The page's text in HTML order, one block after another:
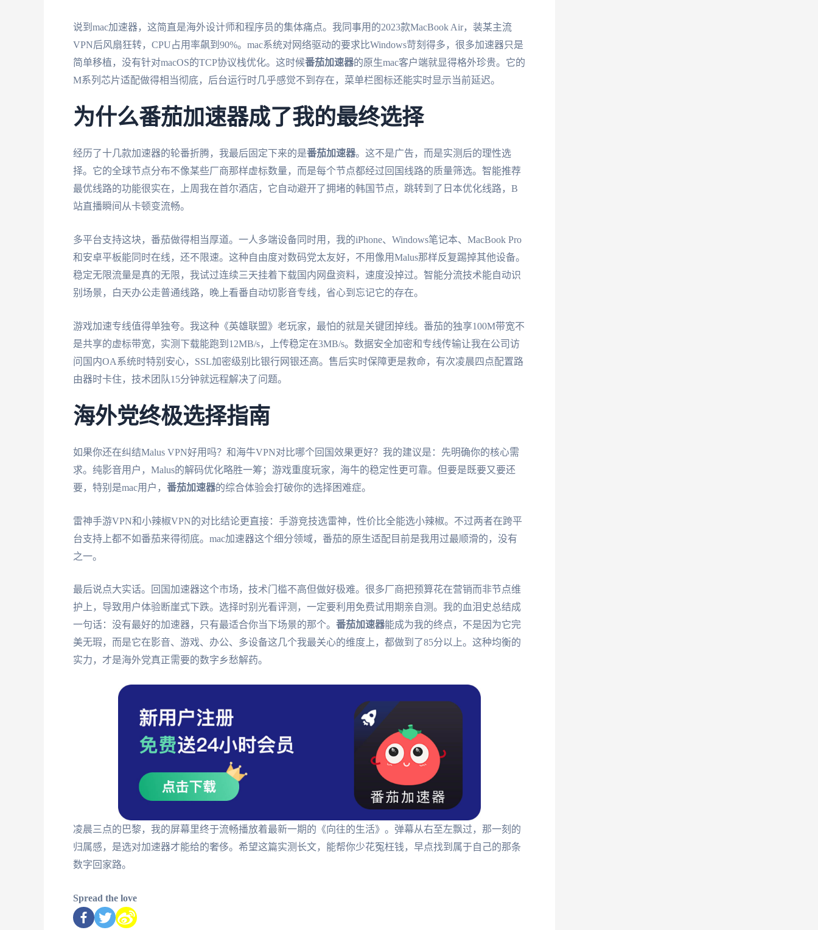
说到mac加速器，这简直是海外设计师和程序员的集体痛点。我同事用的2023款MacBook Air，装某主流
VPN后风扇狂转，CPU占用率飙到90%。mac系统对网络驱动的要求比Windows苛刻得多，很多加速器只是
简单移植，没有针对macOS的TCP协议栈优化。这时候番茄加速器的原生mac客户端就显得格外珍贵。它的
M系列芯片适配做得相当彻底，后台运行时几乎感觉不到存在，菜单栏图标还能实时显示当前延迟。
为什么番茄加速器成了我的最终选择
经历了十几款加速器的轮番折腾，我最后固定下来的是番茄加速器。这不是广告，而是实测后的理性选
择。它的全球节点分布不像某些厂商那样虚标数量，而是每个节点都经过回国线路的质量筛选。智能推荐
最优线路的功能很实在，上周我在首尔酒店，它自动避开了拥堵的韩国节点，跳转到了日本优化线路，B
站直播瞬间从卡顿变流畅。
多平台支持这块，番茄做得相当厚道。一人多端设备同时用，我的iPhone、Windows笔记本、MacBook Pro
和安卓平板能同时在线，还不限速。这种自由度对数码党太友好，不用像用Malus那样反复踢掉其他设备。
稳定无限流量是真的无限，我试过连续三天挂着下载国内网盘资料，速度没掉过。智能分流技术能自动识
别场景，白天办公走普通线路，晚上看番自动切影音专线，省心到忘记它的存在。
游戏加速专线值得单独夸。我这种《英雄联盟》老玩家，最怕的就是关键团掉线。番茄的独享100M带宽不
是共享的虚标带宽，实测下载能跑到12MB/s，上传稳定在3MB/s。数据安全加密和专线传输让我在公司访
问国内OA系统时特别安心，SSL加密级别比银行网银还高。售后实时保障更是救命，有次凌晨四点配置路
由器时卡住，技术团队15分钟就远程解决了问题。
海外党终极选择指南
如果你还在纠结Malus VPN好用吗？和海牛VPN对比哪个回国效果更好？我的建议是：先明确你的核心需
求。纯影音用户，Malus的解码优化略胜一筹；游戏重度玩家，海牛的稳定性更可靠。但要是既要又要还
要，特别是mac用户， 番茄加速器的综合体验会打破你的选择困难症。
雷神手游VPN和小辣椒VPN的对比结论更直接：手游竞技选雷神，性价比全能选小辣椒。不过两者在跨平
台支持上都不如番茄来得彻底。mac加速器这个细分领域，番茄的原生适配目前是我用过最顺滑的，没有
之一。
最后说点大实话。回国加速器这个市场，技术门槛不高但做好极难。很多厂商把预算花在营销而非节点维
护上，导致用户体验断崖式下跌。选择时别光看评测，一定要利用免费试用期亲自测。我的血泪史总结成
一句话：没有最好的加速器，只有最适合你当下场景的那个。 番茄加速器能成为我的终点，不是因为它完
美无瑕，而是它在影音、游戏、办公、多设备这几个我最关心的维度上，都做到了85分以上。这种均衡的
实力，才是海外党真正需要的数字乡愁解药。
凌晨三点的巴黎，我的屏幕里终于流畅播放着最新一期的《向往的生活》。弹幕从右至左飘过，那一刻的
归属感，是选对加速器才能给的奢侈。希望这篇实测长文，能帮你少花冤枉钱，早点找到属于自己的那条
数字回家路。
Spread the love